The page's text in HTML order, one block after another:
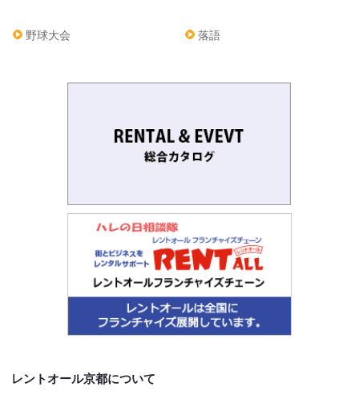
野球大会 落語
レントオール京都について